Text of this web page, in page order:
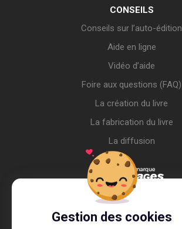
Gestion des cookies
CONSEILS
Conseils sur l’auto-édition
Aide en ligne
Vidéo d’aide
Foire aux questions (FAQ)
La création du livre
La fabrication du livre
La diffusion